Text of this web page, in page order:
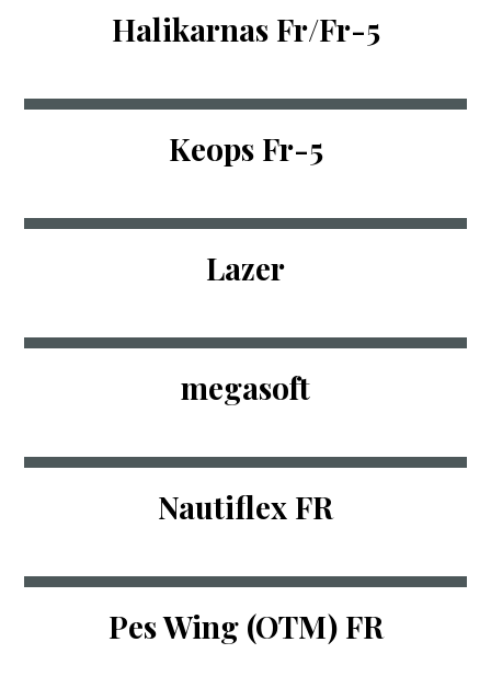
Halikarnas Fr/Fr-5
Keops Fr-5
Lazer
megasoft
Nautiflex FR
Pes Wing (OTM) FR